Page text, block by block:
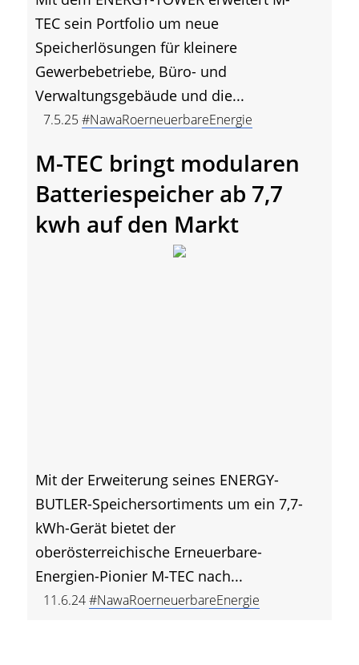
TEC sein Portfolio um neue
Speicherlösungen für kleinere
Gewerbebetriebe, Büro- und
Verwaltungsgebäude und die...
7.5.25#NawaRoerneuerbareEnergie
M-TEC bringt modularen
Batteriespeicher ab 7,7
kwh auf den Markt
Mit der Erweiterung seines ENERGY-
BUTLER-Speichersortiments um ein 7,7-
kWh-Gerät bietet der
oberösterreichische Erneuerbare-
Energien-Pionier M-TEC nach...
11.6.24#NawaRoerneuerbareEnergie